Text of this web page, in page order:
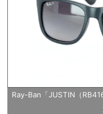
Ray-Ban「JUSTIN（